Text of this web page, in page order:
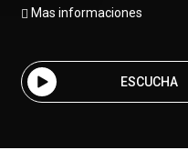
Mas informaciones
ESCUCHA